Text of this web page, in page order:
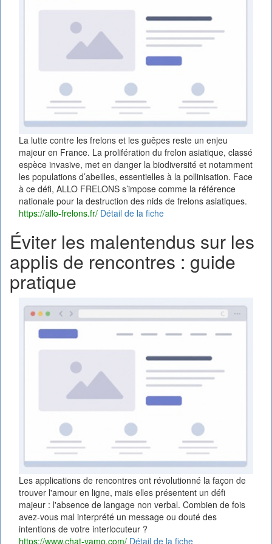
La lutte contre les frelons et les guêpes reste un enjeu
majeur en France. La prolifération du frelon asiatique, classé
espèce invasive, met en danger la biodiversité et notamment
les populations d’abeilles, essentielles à la pollinisation. Face
à ce défi, ALLO FRELONS s’impose comme la référence
nationale pour la destruction des nids de frelons asiatiques.
https://allo-frelons.fr/ Détail de la fiche
Éviter les malentendus sur les
applis de rencontres : guide
pratique
Les applications de rencontres ont révolutionné la façon de
trouver l'amour en ligne, mais elles présentent un défi
majeur : l'absence de langage non verbal. Combien de fois
avez-vous mal interprété un message ou douté des
intentions de votre interlocuteur ?
https://www.chat-yamo.com/ Détail de la fiche